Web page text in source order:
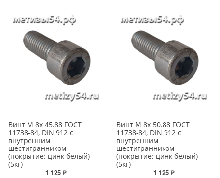
Винт М 8х 45.88 ГОСТ
11738-84, DIN 912 с
внутренним
шестигранником
(покрытие: цинк белый)
(5кг)
1 125 ₽
Винт М 8х 50.88 ГОСТ
11738-84, DIN 912 с
внутренним
шестигранником
(покрытие: цинк белый)
(5кг)
1 125 ₽